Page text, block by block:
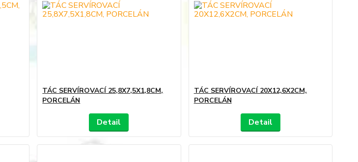
TÁC SERVÍROVACÍ 25,8X7,5X1,8CM,
PORCELÁN
Detail
TÁC SERVÍROVACÍ 20X12,6X2CM,
PORCELÁN
Detail